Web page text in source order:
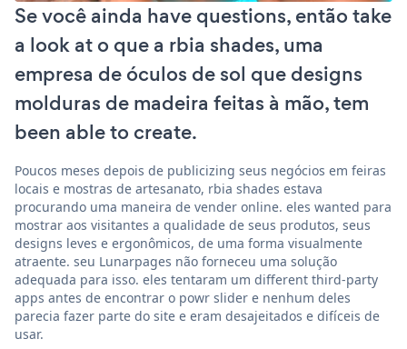
Se você ainda have questions, então take
a look at o que a rbia shades, uma
empresa de óculos de sol que designs
molduras de madeira feitas à mão, tem
been able to create.
Poucos meses depois de publicizing seus negócios em feiras
locais e mostras de artesanato, rbia shades estava
procurando uma maneira de vender online. eles wanted para
mostrar aos visitantes a qualidade de seus produtos, seus
designs leves e ergonômicos, de uma forma visualmente
atraente. seu Lunarpages não forneceu uma solução
adequada para isso. eles tentaram um different third-party
apps antes de encontrar o powr slider e nenhum deles
parecia fazer parte do site e eram desajeitados e difíceis de
usar.